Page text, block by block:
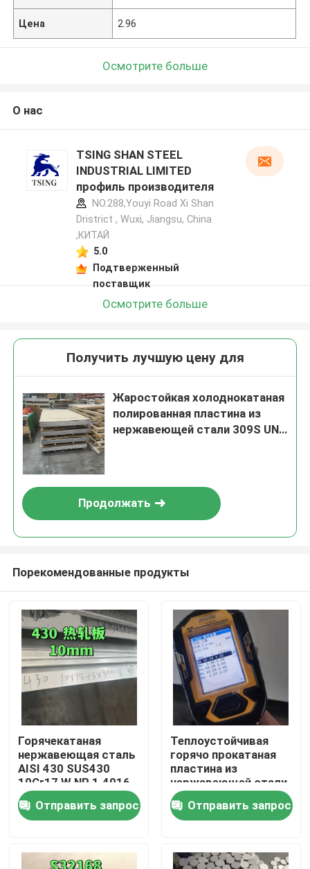
Домой
Продукты
Видеозаписи
Цена 2.96
Осмотрите больше
О нас
TSING SHAN STEEL
INDUSTRIAL LIMITED
профиль производителя
NO.288,Youyi Road Xi Shan
Dristrict , Wuxi, Jiangsu, China
,КИТАЙ
5.0
Подтверженный
поставщик
Осмотрите больше
Получить лучшую цену для
Жаростойкая холоднокатаная
полированная пластина из
нержавеющей стали 309S UNS
Продолжать
Порекомендованные продукты
Горячекатаная
нержавеющая сталь
AISI 430 SUS430
10Cr17 W.NR 1.4016
толщиной
10*1500*6000 с
поверхностью №1
Отправить запрос
Теплоустойчивая
горячо прокатаная
пластина из
нержавеющей стали
класса 253MA /
S30815 с
поверхностью
Отправить запрос